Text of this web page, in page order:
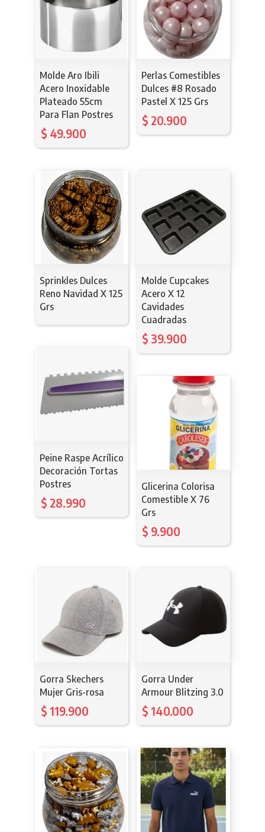
Molde Aro Ibili
Acero Inoxidable
Plateado 55cm
Para Flan Postres
$ 49.900
Perlas Comestibles
Dulces #8 Rosado
Pastel X 125 Grs
$ 20.900
Sprinkles Dulces
Reno Navidad X 125
Grs
Molde Cupcakes
Acero X 12
Cavidades
Cuadradas
$ 39.900
Peine Raspe Acrílico
Decoración Tortas
Postres
$ 28.990
Glicerina Colorisa
Comestible X 76
Grs
$ 9.900
Gorra Skechers
Mujer Gris-rosa
$ 119.900
Gorra Under
Armour Blitzing 3.0
$ 140.000